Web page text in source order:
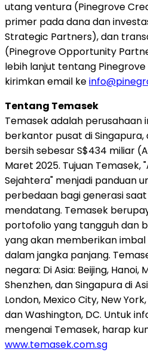
utang ventura (Pinegrove
primer pada dana dan
Strategic Partners), dan
(Pinegrove Opportunity
lebih lanjut tentang
kirimkan email ke
Tentang Temasek
Temasek adalah perusahaan
berkantor pusat di
bersih sebesar S$434 miliar
Maret 2025. Tujuan Temasek,
Sejahtera" menjadi panduan
perbedaan bagi generasi
mendatang. Temasek
portofolio yang tangguh dan
yang akan memberikan
dalam jangka panjang.
negara: Di Asia: Beijing, Hanoi,
Shenzhen, dan Singapura di
London, Mexico City, New
dan Washington, DC. Untuk
mengenai Temasek, harap
www.temasek.com.sg